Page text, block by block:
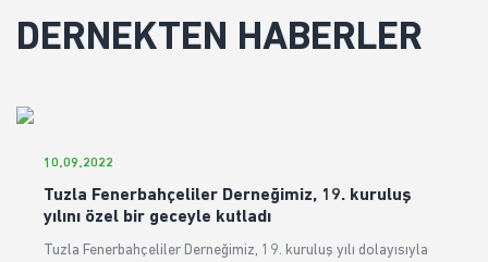
DERNEKTEN HABERLER
10.09.2022
Tuzla Fenerbahçeliler Derneğimiz, 19. kuruluş
yılını özel bir geceyle kutladı
Tuzla Fenerbahçeliler Derneğimiz, 19. kuruluş yılı dolayısıyla